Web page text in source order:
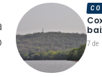
7 de